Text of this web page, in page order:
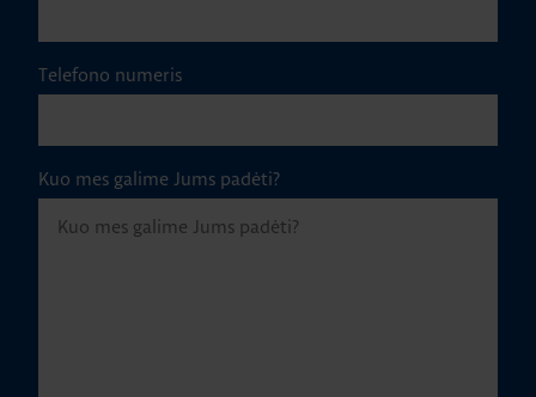
Telefono numeris
Kuo mes galime Jums padėti?